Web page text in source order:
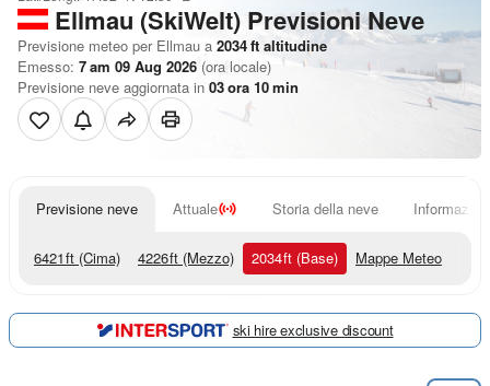
Ellmau (SkiWelt) Previsioni Neve
Previsione meteo per Ellmau a 2034ft altitudine
Emesso: 7 am 09 Aug 2026 (ora locale)
Previsione neve aggiornata in 03ora 10min
Previsione neve Attuale Storia della neve
6421ft (Cima) 4226ft (Mezzo) 2034ft (Base) Mappe Meteo
ski hire exclusive discount